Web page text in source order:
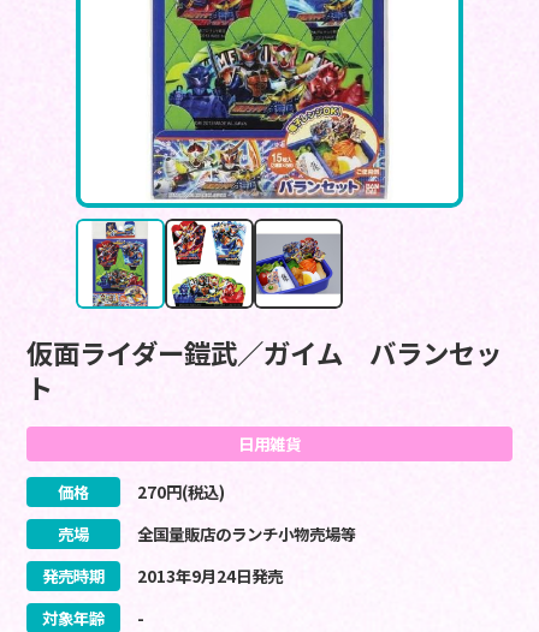
仮面ライダー鎧武／ガイム バランセッ
ト
日用雑貨
価格 270円(税込)
売場
全国量販店のランチ小物売場等
発売時期
2013年9月24日発売
対象年齢
-